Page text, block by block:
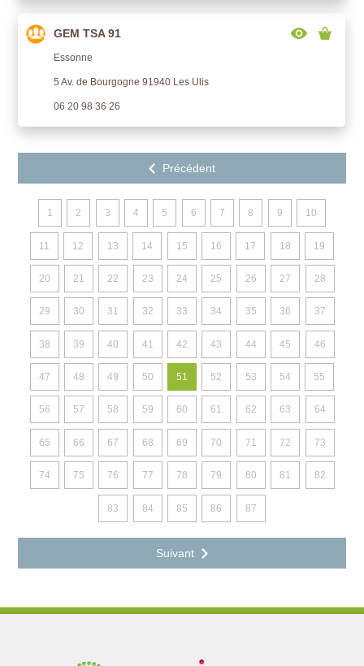
GEM TSA 91
Essonne
5 Av. de Bourgogne 91940 Les Ulis
06 20 98 36 26
1 2 3 4 5 6 7 8 9 10
11 12 13 14 15 16 17 18 19
20 21 22 23 24 25 26 27 28
29 30 31 32 33 34 35 36 37
38 39 40 41 42 43 44 45 46
47 48 49 50 51 52 53 54 55
56 57 58 59 60 61 62 63 64
65 66 67 68 69 70 71 72 73
74 75 76 77 78 79 80 81 82
83 84 85 86 87